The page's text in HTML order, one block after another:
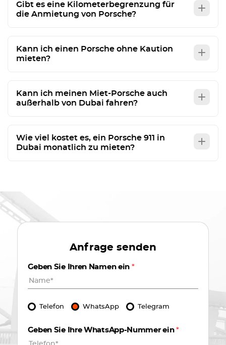
Gibt es eine Kilometerbegrenzung für
die Anmietung von Porsche?
Kann ich einen Porsche ohne Kaution
mieten?
Kann ich meinen Miet-Porsche auch
außerhalb von Dubai fahren?
Wie viel kostet es, ein Porsche 911 in
Dubai monatlich zu mieten?
Anfrage senden
Geben Sie Ihren Namen ein *
Telefon WhatsApp Telegram
Geben Sie Ihre WhatsApp-Nummer ein*